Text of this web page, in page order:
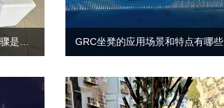
清水混凝土坐凳施工工艺步骤是怎样的 GRC坐凳的应用场景和特点有哪些